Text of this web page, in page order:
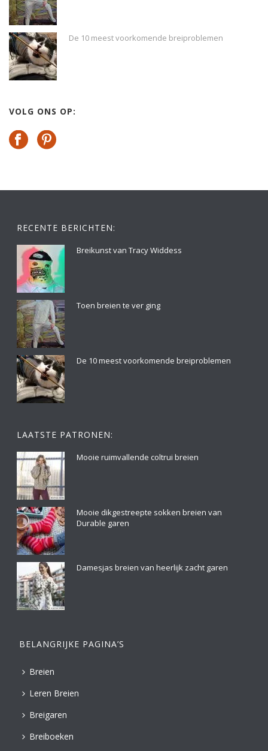
De 10 meest voorkomende breiproblemen
VOLG ONS OP:
RECENTE BERICHTEN:
Breikunst van Tracy Widdess
Toen breien te ver ging
De 10 meest voorkomende breiproblemen
LAATSTE PATRONEN:
Mooie ruimvallende coltrui breien
Mooie dikgestreepte sokken breien van
Durable garen
Damesjas breien van heerlijk zacht garen
BELANGRIJKE PAGINA’S
Breien
Leren Breien
Breigaren
Breiboeken